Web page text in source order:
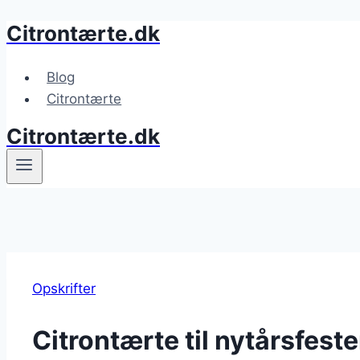
Fortsæt
indhold
Citrontærte.dk
Blog
Citrontærte
Citrontærte.dk
Opskrifter
Citrontærte til